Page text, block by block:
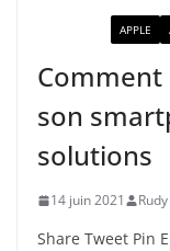
APPLE
son
solutions
14 juin 2021 Rudy
Share Tweet Pin